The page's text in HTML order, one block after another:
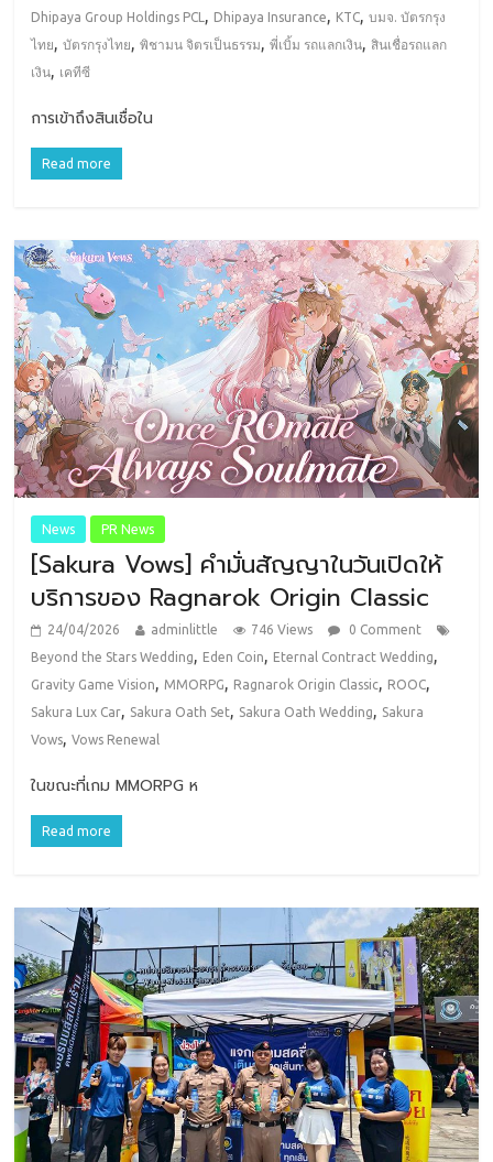
Dhipaya Group Holdings PCL , Dhipaya Insurance, KTC,บมจ. บัตรกรุง
ไทย,บัตรกรุงไทย,พิชามน จิตรเป็นธรรม,พี่เบิ้ม รถแลกเงิน,สินเชื่อรถแลก
เงิน, เคทีซี
การเข้าถึงสินเชื่อใน
Read more
News PR News
[Sakura Vows] คำมั่นสัญญาในวันเปิดให้
บริการของ Ragnarok Origin Classic
24/04/2026 adminlittle 746 Views
0 Comment
Beyond the Stars Wedding, Eden Coin, Eternal Contract Wedding,
Gravity Game Vision, MMORPG, Ragnarok Origin Classic, ROOC,
Sakura Lux Car, Sakura Oath Set, Sakura Oath Wedding, Sakura
Vows,Vows Renewal
ในขณะที่เกม MMORPG ห
Read more